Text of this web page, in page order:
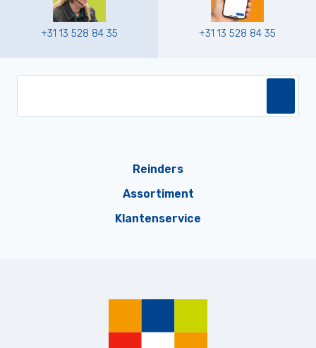
+31 13 528 84 35 +31 13 528 84 35
Reinders
Assortiment
Klantenservice